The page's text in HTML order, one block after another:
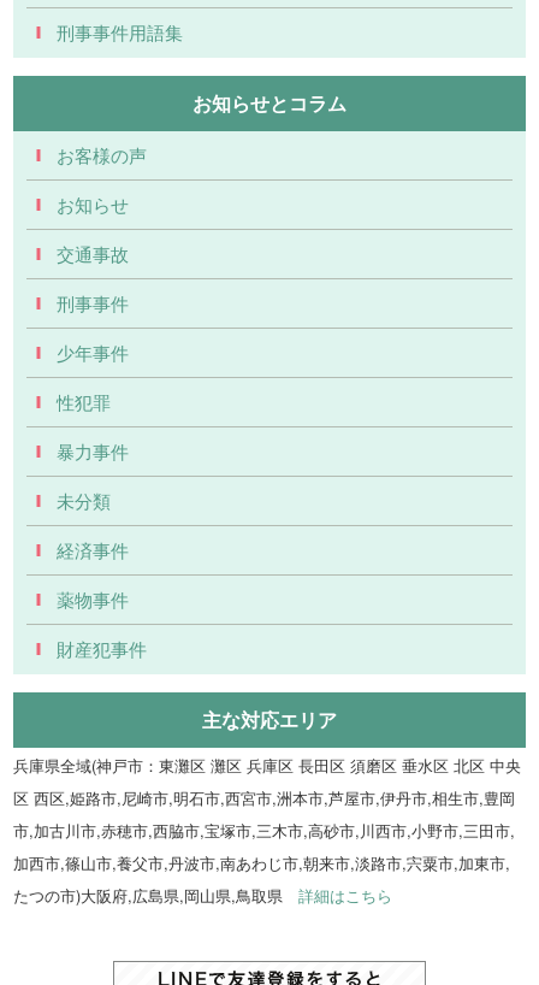
刑事事件用語集
お知らせとコラム
お客様の声
お知らせ
交通事故
刑事事件
少年事件
性犯罪
暴力事件
未分類
経済事件
薬物事件
財産犯事件
主な対応エリア
兵庫県全域(神戸市：東灘区 灘区 兵庫区 長田区 須磨区 垂水区 北区 中央
区 西区,姫路市,尼崎市,明石市,西宮市,洲本市,芦屋市,伊丹市,相生市,豊岡
市,加古川市,赤穂市,西脇市,宝塚市,三木市,高砂市,川西市,小野市,三田市,
加西市,篠山市,養父市,丹波市,南あわじ市,朝来市,淡路市,宍粟市,加東市,
たつの市)大阪府,広島県,岡山県,鳥取県詳細はこちら